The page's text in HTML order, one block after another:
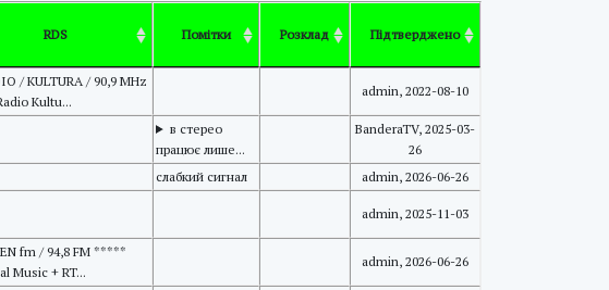
RDS Помітки Розклад Підтверджено
/ KULTURA / 90,9 MHz
Kultu...
admin, 2022-08-10
в стерео
працює лише...
BanderaTV, 2025-03-
26
слабкий сигнал admin, 2026-06-26
admin, 2025-11-03
fm / 94,8 FM *****
Music + RT...
admin, 2026-06-26